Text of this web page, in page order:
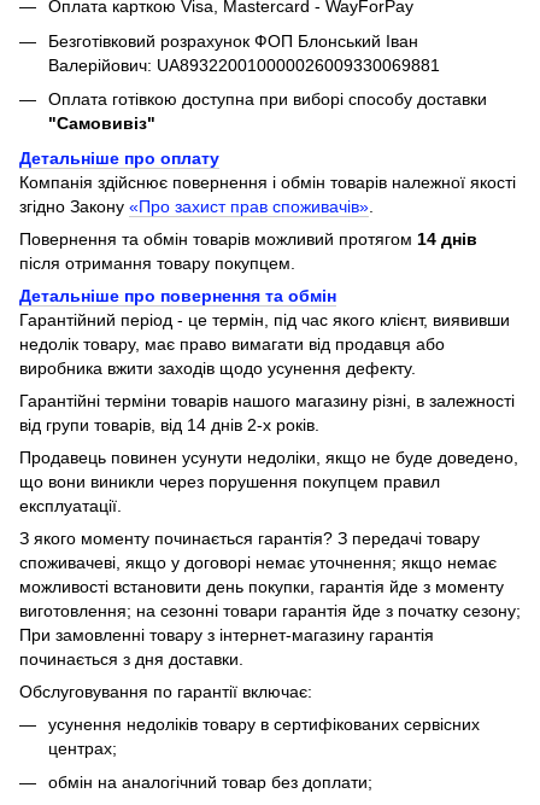
Оплата карткою Visa, Mastercard - WayForPay
Безготівковий розрахунок ФОП Блонський Іван
Валерійович: UA893220010000026009330069881
Оплата готівкою доступна при виборі способу доставки
"Самовивіз"
Детальніше про оплату
Компанія здійснює повернення і обмін товарів належної якості
згідно Закону «Про захист прав споживачів»
Повернення та обмін товарів можливий протягом 14 днів
після отримання товару покупцем.
Детальніше про повернення та обмін
Гарантійний період - це термін, під час якого клієнт, виявивши
недолік товару, має право вимагати від продавця або
виробника вжити заходів щодо усунення дефекту.
Гарантійні терміни товарів нашого магазину різні, в залежності
від групи товарів, від 14 днів 2-х років.
Продавець повинен усунути недоліки, якщо не буде доведено,
що вони виникли через порушення покупцем правил
експлуатації.
З якого моменту починається гарантія? З передачі товару
споживачеві, якщо у договорі немає уточнення; якщо немає
можливості встановити день покупки, гарантія йде з моменту
виготовлення; на сезонні товари гарантія йде з початку сезону;
При замовленні товару з інтернет-магазину гарантія
починається з дня доставки.
Обслуговування по гарантії включає:
усунення недоліків товару в сертифікованих сервісних
центрах;
обмін на аналогічний товар без доплати;